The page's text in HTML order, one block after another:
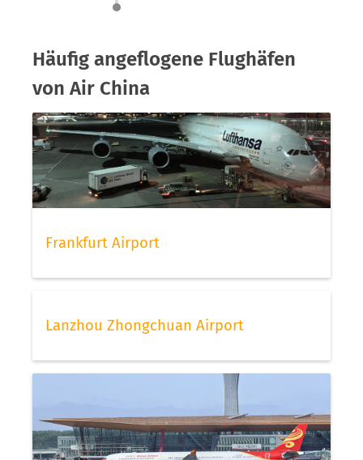
Häufig angeflogene Flughäfen
von Air China
Frankfurt Airport
Lanzhou Zhongchuan Airport